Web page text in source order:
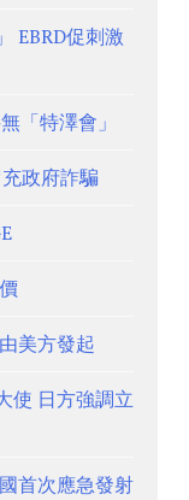
EBRD促刺激
「特澤會」
政府詐騙
美方發起
使 日方強調立
首次應急發射